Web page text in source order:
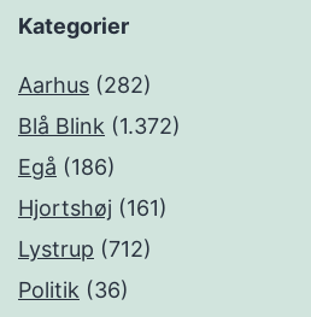
Kategorier
Aarhus (282)
Blå Blink (1.372)
Egå (186)
Hjortshøj (161)
Lystrup (712)
Politik (36)